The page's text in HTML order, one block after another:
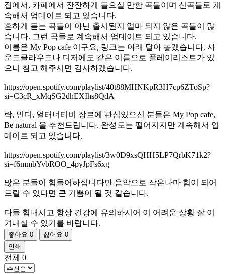
집에서, 카페에서 잔잔하게 들으실 만한 곡들이며 신곡들로 계
속해서 업데이트 되고 있습니다.
흔하게 듣는 곡들이 아닌 출시된지 얼마 되지 않은 곡들이 많
습니다. 그런 곡들로 계속해서 업데이트 되고 있습니다.
이름은 My Pop cafe 이구요, 링크는 아래 달아 놓겠습니다. 사
운드클라우드나 디저에도 같은 이름으로 플레이리스트가 있
으니 참고 해주시면 감사하겠습니다.
https://open.spotify.com/playlist/40t88MHNKpR3H7cp6ZToSp?
si=C3cR_xMqSG2dhEXIhs8QdA
락, 인디, 얼터너티비 장르에 관심있으신 분들은 My Pop cafe,
Be natural 을 추천드립니다. 완성도는 떨어지지만 계속해서 업
데이트 되고 있습니다.
https://open.spotify.com/playlist/3w0D9xsQHH5LP7QrbK71k2?
si=f6mmbYvbROO_4pyJpFs6xg
많은 분들이 힘들어하십니다만 음악으로 작은나마 힘이 되어
드릴 수 있다면 큰 기쁨이 될 것 같습니다.
다들 힘내시고 항상 건강에 유의하시어 이 어려운 상황 잘 이
겨내실 수 있기를 바랍니다.
좋아요 0 싫어요 0
인쇄
전체 0